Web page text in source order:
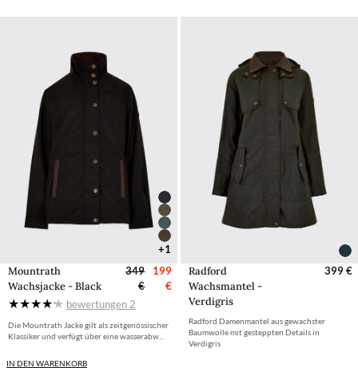
+1
Mountrath
Wachsjacke - Black
349
€
199
€
bewertungen2
Die Mountrath Jacke gilt als zeitgenössischer
Klassiker und verfügt über eine wasserabw...
IN DEN WARENKORB
Radford
Wachsmantel -
Verdigris
399 €
Radford Damenmantel aus gewachster
Baumwolle mit gesteppten Details in
Verdigris